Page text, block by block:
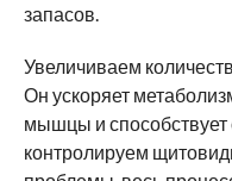
запасов.
Увеличиваем
Он ускоряет
мышцы и способствует
контролируем